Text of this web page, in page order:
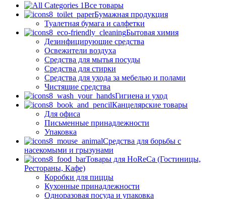
Все товары
Бумажная продукция
Туалетная бумага и салфетки
Бытовая химия
Дезинфицирующие средства
Освежители воздуха
Средства для мытья посуды
Средства для стирки
Средства для ухода за мебелью и полами
Чистящие средства
Гигиена и уход
Канцелярские товары
Для офиса
Письменные принадлежности
Упаковка
Средства для борьбы с
насекомыми и грызунами
Товары для HoReCa (Гостиницы,
Рестораны, Кафе)
Коробки для пиццы
Кухонные принадлежности
Одноразовая посуда и упаковка